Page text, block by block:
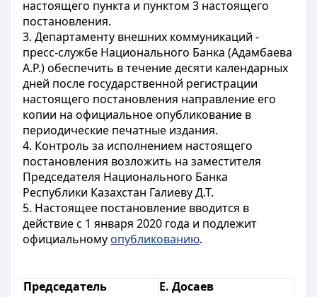
настоящего пункта и пунктом 3 настоящего
постановления.
3. Департаменту внешних коммуникаций -
пресс-службе Национального Банка (Адамбаева
А.Р.) обеспечить в течение десяти календарных
дней после государственной регистрации
настоящего постановления направление его
копии на официальное опубликование в
периодические печатные издания.
4. Контроль за исполнением настоящего
постановления возложить на заместителя
Председателя Национального Банка
Республики Казахстан Галиеву Д.Т.
5. Настоящее постановление вводится в
действие с 1 января 2020 года и подлежит
официальному опубликованию.
Председатель
Е. Досаев